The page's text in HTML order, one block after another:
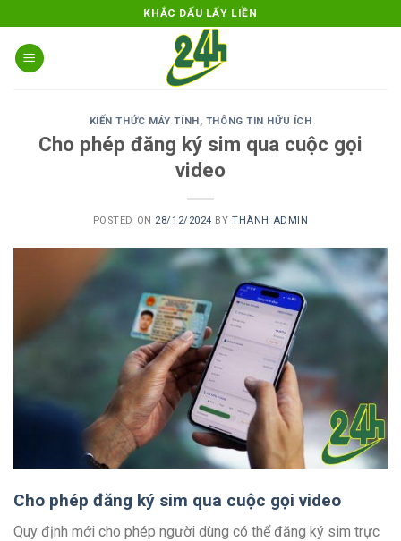
to
content
KHẮC DẤU LẤY LIỀN
KIẾN THỨC MÁY TÍNH, THÔNG TIN HỮU ÍCH
Cho phép đăng ký sim qua cuộc gọi
video
POSTED ON 28/12/2024 BYTHÀNH ADMIN
Cho phép đăng ký sim qua cuộc gọi video
Quy định mới cho phép người dùng có thể đăng ký sim trực